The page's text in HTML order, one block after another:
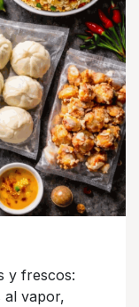
y frescos:
al vapor,